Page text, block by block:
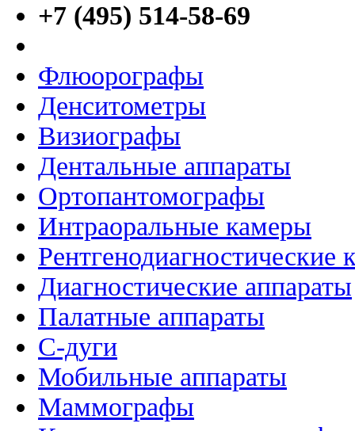
+7 (495) 514-58-69
Флюорографы
Денситометры
Визиографы
Дентальные аппараты
Ортопантомографы
Интраоральные камеры
Рентгенодиагностические
Диагностические аппараты
Палатные аппараты
C-дуги
Мобильные аппараты
Маммографы